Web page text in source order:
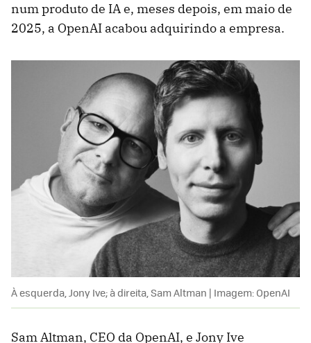
num produto de IA e, meses depois, em maio de
2025, a OpenAI acabou adquirindo a empresa.
À esquerda, Jony Ive; à direita, Sam Altman | Imagem: OpenAI
Sam Altman, CEO da OpenAI, e Jony Ive